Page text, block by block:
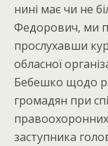
нині має чи не
Федорович, ми
прослухавши
обласної
Бебешко щодо
громадян при
заступника